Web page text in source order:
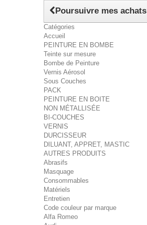
Poursuivre mes achats
Catégories
Accueil
PEINTURE EN BOMBE
Teinte sur mesure
Bombe de Peinture
Vernis Aérosol
Sous Couches
PACK
PEINTURE EN BOITE
NON MÉTALLISÉE
BI-COUCHES
VERNIS
DURCISSEUR
DILUANT, APPRET, MASTIC
AUTRES PRODUITS
Abrasifs
Masquage
Consommables
Matériels
Entretien
Code couleur par marque
Alfa Romeo